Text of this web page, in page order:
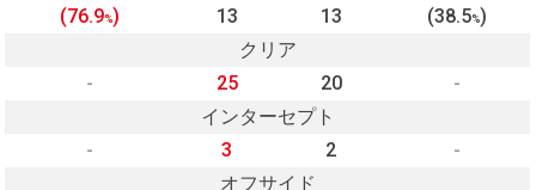
(76.9%) 13 13 (38.5%)
クリア
-
25 20
-
インターセプト
-
3 2
-
オフサイド